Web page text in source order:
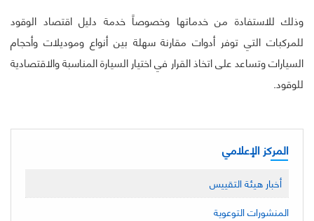
وذلك للاستفادة من خدماتها وخصوصاً خدمة دليل اقتصاد الوقود
للمركبات التي توفر أدوات مقارنة سهلة بين أنواع وموديلات وأحجام
السيارات وتساعد على اتخاذ القرار في اختيار السيارة المناسبة والاقتصادية
للوقود.
المركز الإعلامي
أخبار هيئة التقييس
المنشورات التوعوية